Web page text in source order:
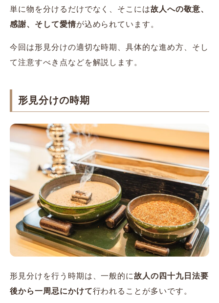
単に物を分けるだけでなく、そこには故人への敬意、
感謝、そして愛情が込められています。
今回は形見分けの適切な時期、具体的な進め方、そし
て注意すべき点などを解説します。
形見分けの時期
形見分けを行う時期は、一般的に故人の四十九日法要
後から一周忌にかけて行われることが多いです。